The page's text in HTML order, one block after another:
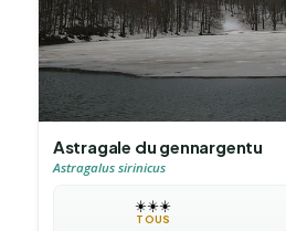
Astragale du gennargentu
Astragalus sirinicus
☀️☀️☀️
TOUS